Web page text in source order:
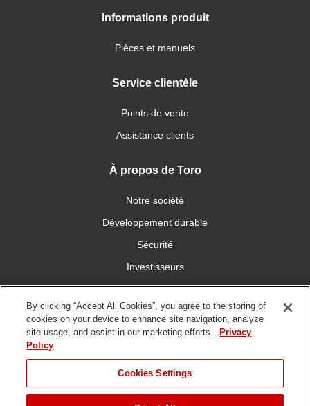
Informations produit
Pièces et manuels
Service clientèle
Points de vente
Assistance clients
À propos de Toro
Notre société
Développement durable
Sécurité
Investisseurs
Carrières
Connectez-vous avec nous
By clicking “Accept All Cookies”, you agree to the storing of
cookies on your device to enhance site navigation, analyze
site usage, and assist in our marketing efforts.
Privacy
Policy
Cookies Settings